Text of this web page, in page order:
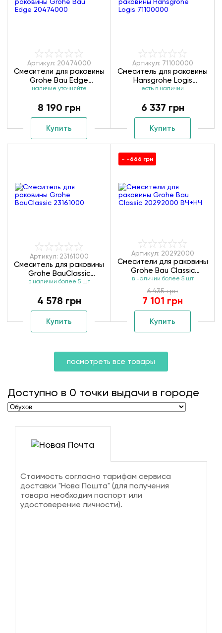
Артикул: 20474000
Смесители для раковины
Grohe Bau Edge
20474000
наличие уточняйте
8 190 грн
Купить
Артикул: 71100000
Смеситель для раковины
Hansgrohe Logis
71100000
есть в наличии
6 337 грн
Купить
Артикул: 23161000
Смеситель для раковины
Grohe BauClassic
23161000
в наличии более 5 шт
4 578 грн
Купить
- -666 грн
Артикул: 20292000
Смесители для раковины
Grohe Bau Classic
20292000 ВЧ+НЧ
в наличии более 5 шт
6 435 грн
7 101 грн
Купить
посмотреть все товары
Доступно в 0 точки выдачи в городе
Стоимость согласно тарифам сервиса
доставки "Нова Пошта" (для получения
товара необходим паспорт или
удостоверение личности).